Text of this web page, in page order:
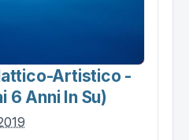
Artistico -
6 Anni In Su)